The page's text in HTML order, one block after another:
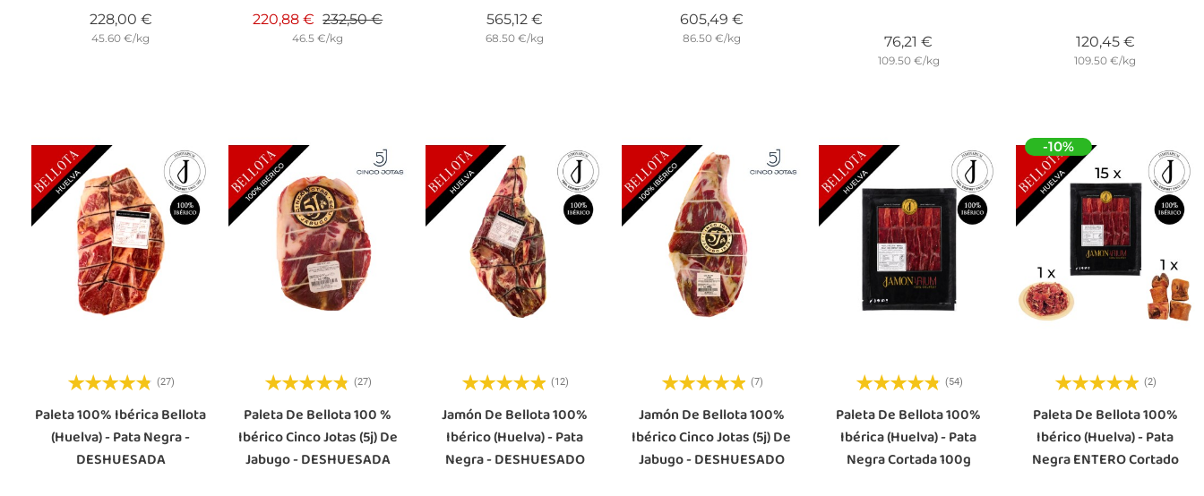
228,00 €Precio
45.60 €/kg
220,88 € Precio base
232,50 €Precio
46.5 €/kg
565,12 €
68.50 €/kg
605,49 €Precio
86.50 €/kg 76,21 €
109.50 €/kg
120,45 €Precio
109.50 €/kg
(27)
Paleta 100% Ibérica Bellota
(Huelva) - Pata Negra -
DESHUESADA
(27)
Paleta De Bellota 100 %
Ibérico Cinco Jotas (5j) De
Jabugo - DESHUESADA
(12)
Jamón De Bellota 100%
Ibérico (Huelva) - Pata
Negra - DESHUESADO
(7)
Jamón De Bellota 100%
Ibérico Cinco Jotas (5j) De
Jabugo - DESHUESADO
(54)
Paleta De Bellota 100%
Ibérica (Huelva) - Pata
Negra Cortada 100g
-10%
(2)
Paleta De Bellota 100%
Ibérico (Huelva) - Pata
Negra ENTERO Cortado